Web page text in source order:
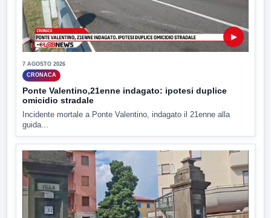
▶
7 AGOSTO 2026
CRONACA
Ponte Valentino,21enne indagato: ipotesi duplice
omicidio stradale
Incidente mortale a Ponte Valentino, indagato il 21enne alla
guida...